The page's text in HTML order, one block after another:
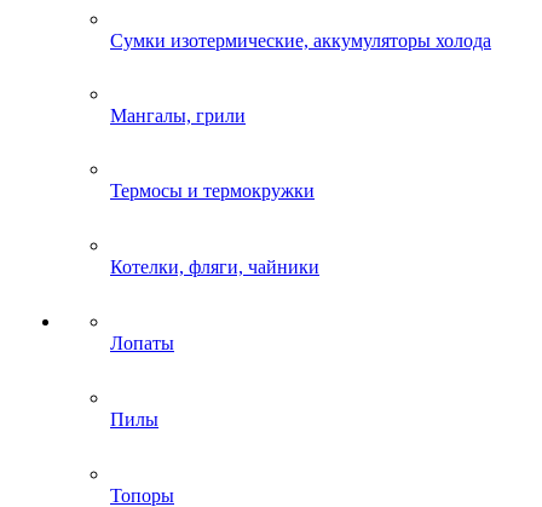
Сумки изотермические, аккумуляторы холода
Мангалы, грили
Термосы и термокружки
Котелки, фляги, чайники
Лопаты
Пилы
Топоры